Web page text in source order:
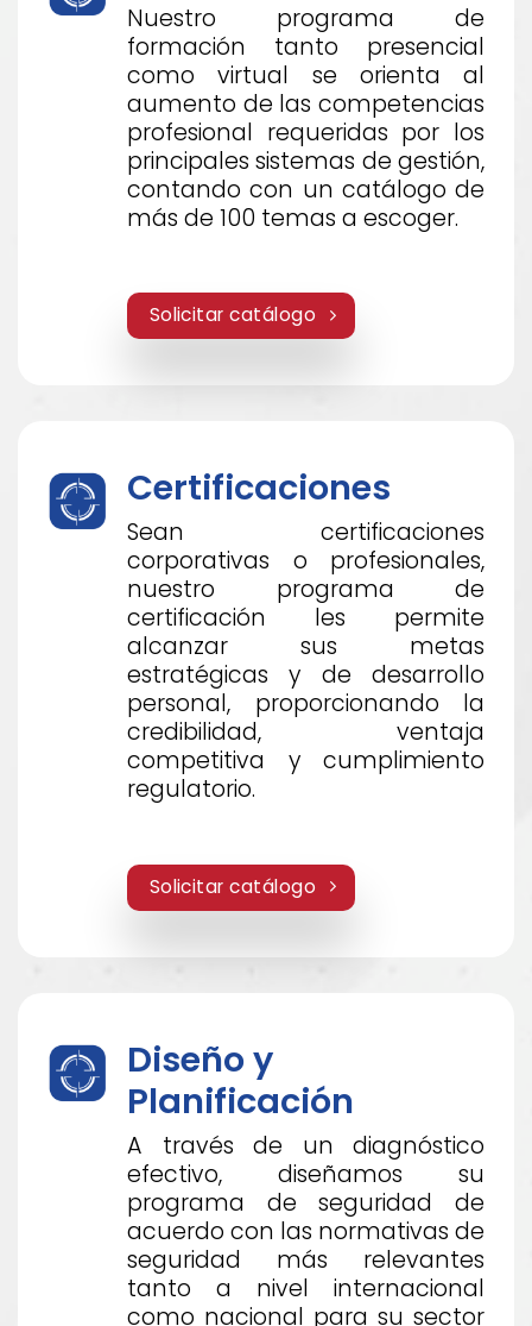
Nuestro programa de
formación tanto presencial
como virtual se orienta al
aumento de las competencias
profesional requeridas por los
principales sistemas de gestión,
contando con un catálogo de
más de 100 temas a escoger.
Solicitar catálogo
Certificaciones
Sean certificaciones
corporativas o profesionales,
nuestro programa de
certificación les permite
alcanzar sus metas
estratégicas y de desarrollo
personal, proporcionando la
credibilidad, ventaja
competitiva y cumplimiento
regulatorio.
Solicitar catálogo
Diseño y
Planificación
A través de un diagnóstico
efectivo, diseñamos su
programa de seguridad de
acuerdo con las normativas de
seguridad más relevantes
tanto a nivel internacional
como nacional para su sector